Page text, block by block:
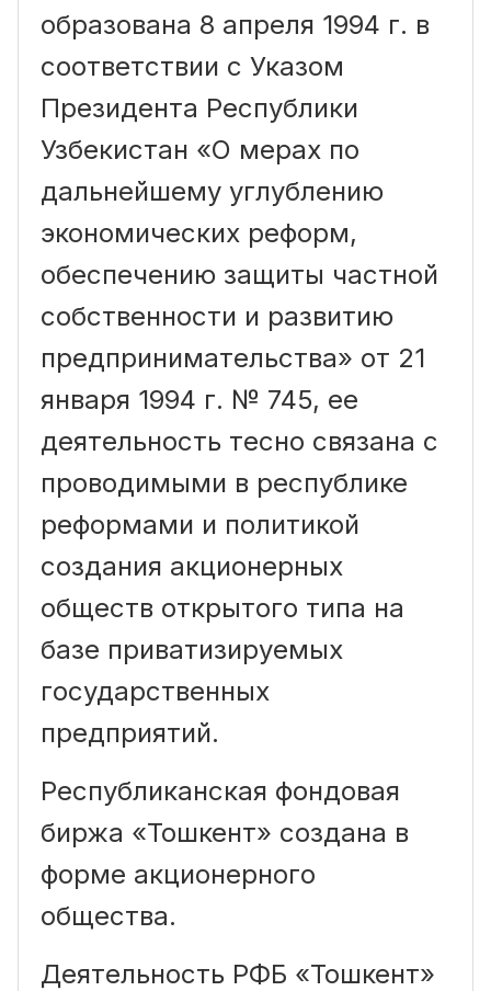
образована 8 апреля 1994 г. в
соответствии с Указом
Президента Республики
Узбекистан «О мерах по
дальнейшему углублению
экономических реформ,
обеспечению защиты частной
собственности и развитию
предпринимательства» от 21
января 1994 г. № 745, ее
деятельность тесно связана с
проводимыми в республике
реформами и политикой
создания акционерных
обществ открытого типа на
базе приватизируемых
государственных
предприятий.
Республиканская фондовая
биржа «Тошкент» создана в
форме акционерного
общества.
Деятельность РФБ «Тошкент»